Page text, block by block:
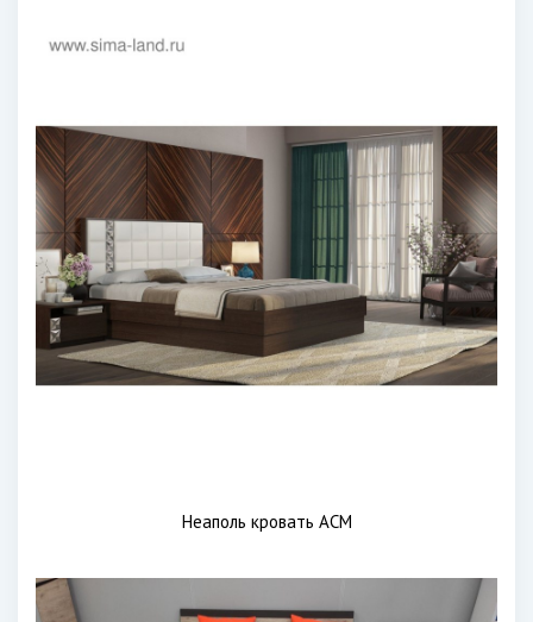
Неаполь кровать АСМ